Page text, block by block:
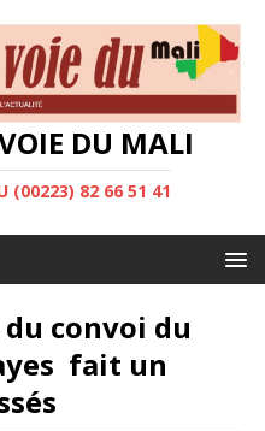
DU MALI
(00223) 82 66 51 41
du convoi du
fait un